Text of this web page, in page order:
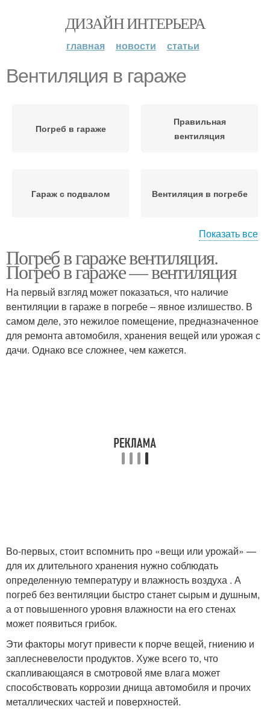
ДИЗАЙН ИНТЕРЬЕРА
главная новости статьи
Вентиляция в гараже
Погреб в гараже
Правильная
вентиляция
Гараж с подвалом Вентиляция в погребе
Естественная
вентиляция
вентиляция
Принудительная
вентиляция
Вентиляция в подвале
Показать все
Погреб в гараже вентиляция.
Погреб в гараже — вентиляция
На первый взгляд может показаться, что наличие
вентиляции в гараже в погребе – явное излишество. В
самом деле, это нежилое помещение, предназначенное
для ремонта автомобиля, хранения вещей или урожая с
дачи. Однако все сложнее, чем кажется.
Во-первых, стоит вспомнить про «вещи или урожай» —
для их длительного хранения нужно соблюдать
определенную температуру и влажность воздуха . А
погреб без вентиляции быстро станет сырым и душным,
а от повышенного уровня влажности на его стенах
может появиться грибок.
Эти факторы могут привести к порче вещей, гниению и
заплесневелости продуктов. Хуже всего то, что
скапливающаяся в смотровой яме влага может
способствовать коррозии днища автомобиля и прочих
металлических частей и поверхностей.